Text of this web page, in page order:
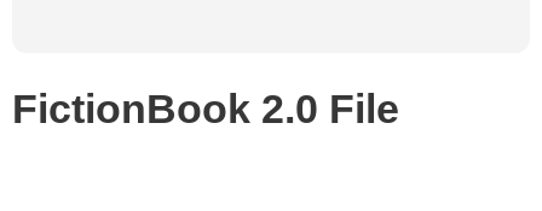
FictionBook 2.0 File